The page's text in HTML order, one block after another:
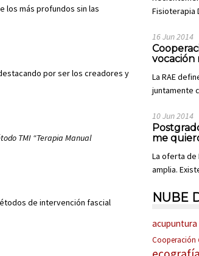
los más profundos sin las
por ser los creadores y
TMI “Terapia Manual
de intervención fascial
Fisioterapia
16 Jun 2014
vocación
La RAE
juntamente
10 Jun 2014
me
La oferta de
amplia.
NUBE
acupuntura
Cooperación